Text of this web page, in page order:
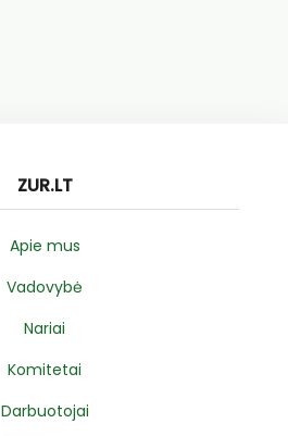
ZUR.LT
Apie mus
Vadovybė
Nariai
Komitetai
Darbuotojai